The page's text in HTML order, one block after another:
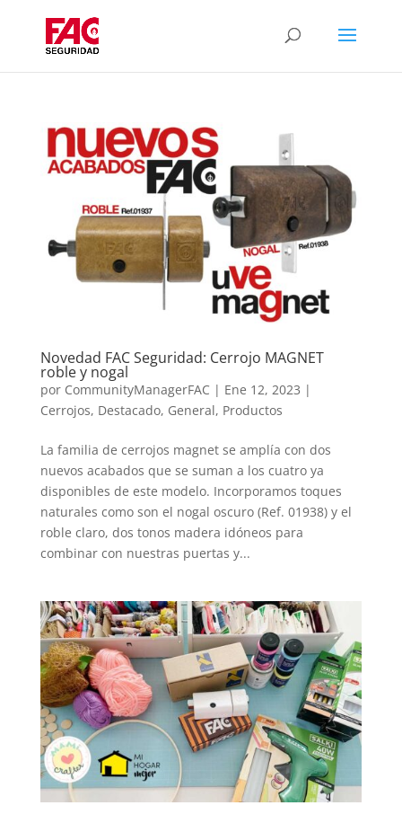
Novedad FAC Seguridad: Cerrojo MAGNET
roble y nogal
por CommunityManagerFAC | Ene 12, 2023 |
Cerrojos, Destacado, General, Productos
La familia de cerrojos magnet se amplía con dos
nuevos acabados que se suman a los cuatro ya
disponibles de este modelo. Incorporamos toques
naturales como son el nogal oscuro (Ref. 01938) y el
roble claro, dos tonos madera idóneos para
combinar con nuestras puertas y...